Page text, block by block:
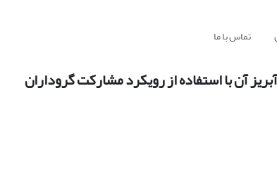
تماس با ما
آن با استفاده از رویکرد مشارکت گروداران